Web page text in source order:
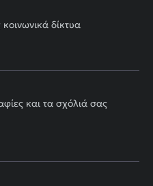
δίκτυα
και τα σχόλιά σας